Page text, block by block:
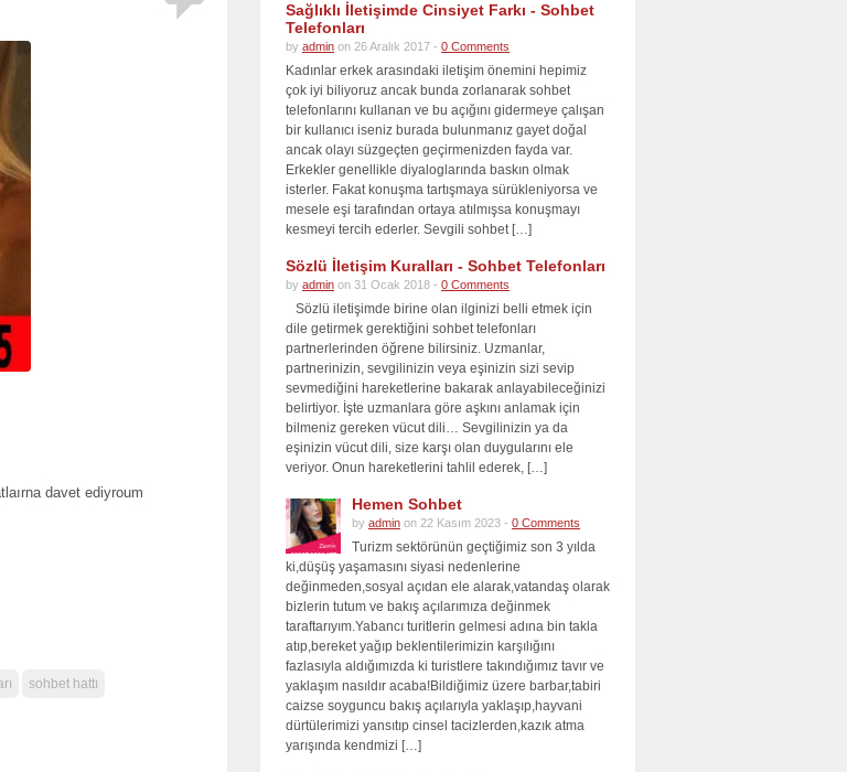
davet ediyroum
sohbet hattı
Sağlıklı İletişimde Cinsiyet Farkı - Sohbet
Telefonları
by admin on 26 Aralık 2017 - 0 Comments
Kadınlar erkek arasındaki iletişim önemini hepimiz
çok iyi biliyoruz ancak bunda zorlanarak sohbet
telefonlarını kullanan ve bu açığını gidermeye çalışan
bir kullanıcı iseniz burada bulunmanız gayet doğal
ancak olayı süzgeçten geçirmenizden fayda var.
Erkekler genellikle diyaloglarında baskın olmak
isterler. Fakat konuşma tartışmaya sürükleniyorsa ve
mesele eşi tarafından ortaya atılmışsa konuşmayı
kesmeyi tercih ederler. Sevgili sohbet […]
Sözlü İletişim Kuralları - Sohbet Telefonları
by admin on 31 Ocak 2018 - 0 Comments
Sözlü iletişimde birine olan ilginizi belli etmek için
dile getirmek gerektiğini sohbet telefonları
partnerlerinden öğrene bilirsiniz. Uzmanlar,
partnerinizin, sevgilinizin veya eşinizin sizi sevip
sevmediğini hareketlerine bakarak anlayabileceğinizi
belirtiyor. İşte uzmanlara göre aşkını anlamak için
bilmeniz gereken vücut dili… Sevgilinizin ya da
eşinizin vücut dili, size karşı olan duygularını ele
veriyor. Onun hareketlerini tahlil ederek, […]
Hemen Sohbet
by admin on 22 Kasım 2023 - 0 Comments
Turizm sektörünün geçtiğimiz son 3 yılda
ki,düşüş yaşamasını siyasi nedenlerine
değinmeden,sosyal açıdan ele alarak,vatandaş olarak
bizlerin tutum ve bakış açılarımıza değinmek
taraftarıyım.Yabancı turitlerin gelmesi adına bin takla
atıp,bereket yağıp beklentilerimizin karşılığını
fazlasıyla aldığımızda ki turistlere takındığımız tavır ve
yaklaşım nasıldır acaba!Bildiğimiz üzere barbar,tabiri
caizse soyguncu bakış açılarıyla yaklaşıp,hayvani
dürtülerimizi yansıtıp cinsel tacizlerden,kazık atma
yarışında kendmizi […]